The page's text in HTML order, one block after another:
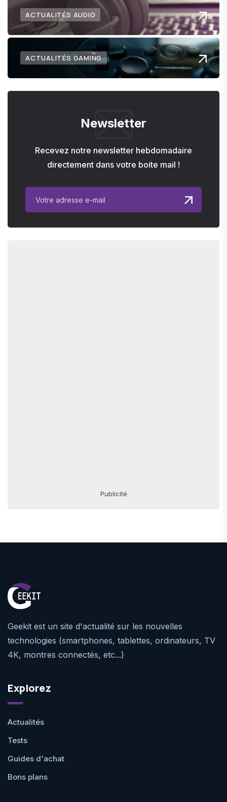
ACTUALITÉS AUDIO
ACTUALITÉS GAMING
Newsletter
Recevez notre newsletter hebdomadaire
directement dans votre boite mail !
Publicité
Geekit est un site d'actualité sur les nouvelles
technologies (smartphones, tablettes, ordinateurs, TV
4K, montres connectés, etc...)
Explorez
Actualités
Tests
Guides d'achat
Bons plans